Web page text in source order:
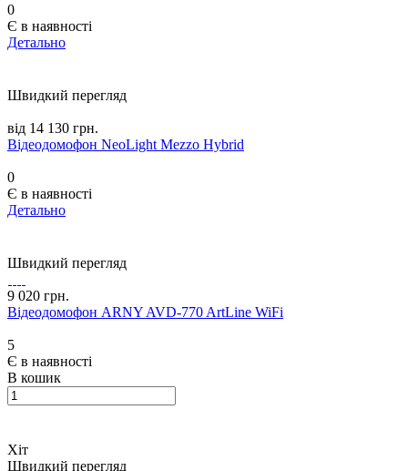
0
Є в наявності
Детально
Швидкий перегляд
від 14 130 грн.
Відеодомофон NeoLight Mezzo Hybrid
0
Є в наявності
Детально
Швидкий перегляд
9 020 грн.
Відеодомофон ARNY AVD-770 ArtLine WiFi
5
Є в наявності
В кошик
Хіт
Швидкий перегляд